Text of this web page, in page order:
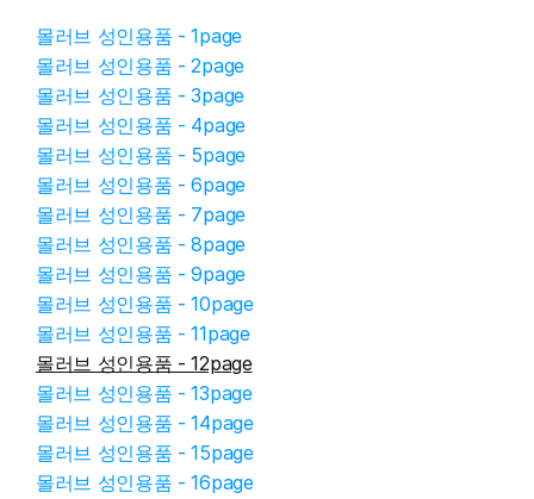
몰러브 성인용품 - 1page
몰러브 성인용품 - 2page
몰러브 성인용품 - 3page
몰러브 성인용품 - 4page
몰러브 성인용품 - 5page
몰러브 성인용품 - 6page
몰러브 성인용품 - 7page
몰러브 성인용품 - 8page
몰러브 성인용품 - 9page
몰러브 성인용품 - 10page
몰러브 성인용품 - 11page
몰러브 성인용품 - 12page
몰러브 성인용품 - 13page
몰러브 성인용품 - 14page
몰러브 성인용품 - 15page
몰러브 성인용품 - 16page